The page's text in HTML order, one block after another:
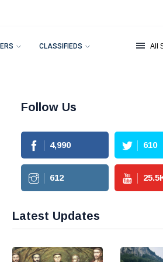
CLASSIFIEDS All
Follow Us
4,990 610
612 25.5
Latest Updates